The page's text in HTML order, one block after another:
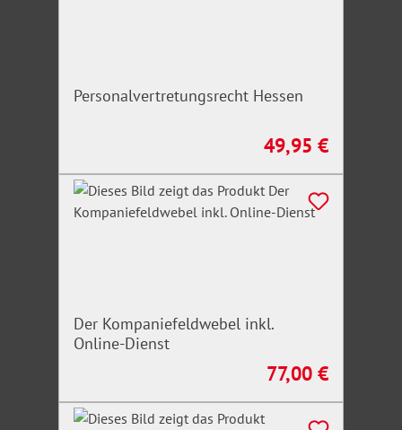
Personalvertretungsrecht Hessen
Regulärer Preis:
49,95 €
Der Kompaniefeldwebel inkl.
Online-Dienst
Regulärer Preis:
77,00 €